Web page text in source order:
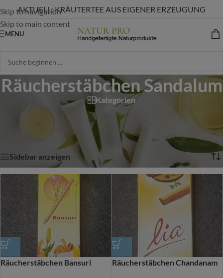
Skip to navigation
Skip to main content
AKTUELL: KRÄUTERTEE AUS EIGENER ERZEUGUNG
MENU
Räucherstäbchen Sandalum
Kategorien
Produkte verschlagwortet mit „Räucherstäbchen Sandalum“
Alle 6 Ergebnisse werden angezeigt
Sidebar anzeigen
Räucherstäbchen Bansuri Räucherstäbchen Chandanam